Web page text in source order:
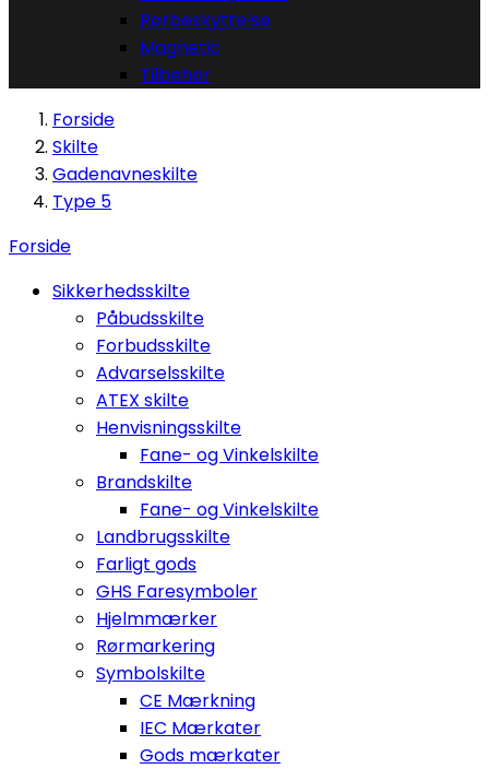
Rørbeskyttelse
Magnetic
Tilbehør
Forside
Skilte
Gadenavneskilte
Type 5
Forside
Sikkerhedsskilte
Påbudsskilte
Forbudsskilte
Advarselsskilte
ATEX skilte
Henvisningsskilte
Fane- og Vinkelskilte
Brandskilte
Fane- og Vinkelskilte
Landbrugsskilte
Farligt gods
GHS Faresymboler
Hjelmmærker
Rørmarkering
Symbolskilte
CE Mærkning
IEC Mærkater
Gods mærkater